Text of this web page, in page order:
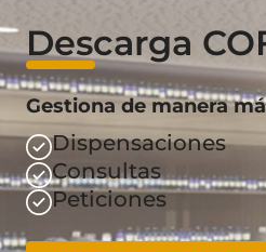
Descarga
Gestiona de manera
Dispensaciones
Consultas
Peticiones